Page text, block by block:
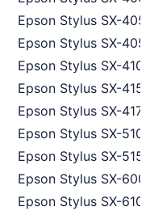
Epson Stylus SX-405
Epson Stylus SX-405
Epson Stylus SX-410
Epson Stylus SX-415
Epson Stylus SX-417
Epson Stylus SX-
Epson Stylus SX-
Epson Stylus SX-
Epson Stylus SX-